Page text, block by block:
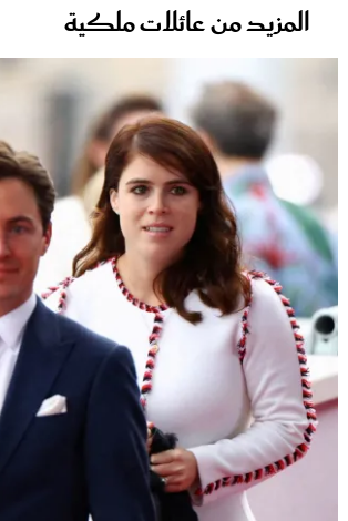
المزيد من عائلات ملكية